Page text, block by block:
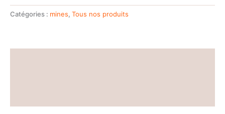
Catégories : mines, Tous nos produits